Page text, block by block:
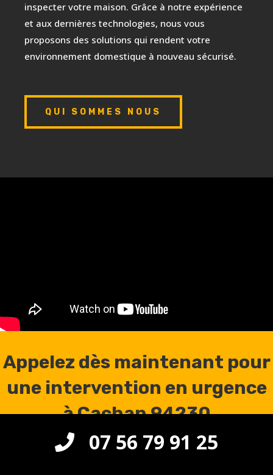
inspecter votre maison. Grâce à notre expérience
et aux dernières technologies, nous vous
proposons des solutions qui rendent votre
environnement domestique à nouveau sécurisé.
QUI SOMMES NOUS
Appelez dès maintenant pour
une intervention en urgence
à Cachan 94230
07 56 79 91 25